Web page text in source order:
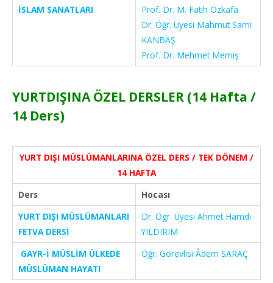
İSLAM SANATLARI
Prof. Dr. M. Fatih Özkafa
Dr. Öğr. Üyesi Mahmut Sami
KANBAŞ
Prof. Dr. Mehmet Memiş
YURTDIŞINA ÖZEL DERSLER (14 Hafta /
14 Ders)
YURT DIŞI MÜSLÜMANLARINA ÖZEL DERS / TEK DÖNEM /
14 HAFTA
Ders
Hocası
YURT DIŞI MÜSLÜMANLARI
FETVA DERSİ
Dr. Ögr. Üyesi Ahmet Hamdi
YILDIRIM
GAYR-İ MÜSLİM ÜLKEDE
MÜSLÜMAN HAYATI
Öğr. Görevlisi Âdem SARAÇ